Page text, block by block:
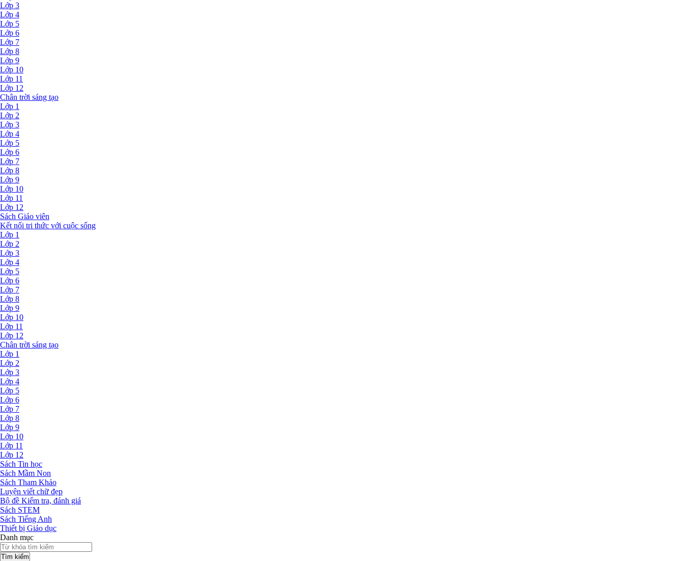
Lớp 3
Lớp 4
Lớp 5
Lớp 6
Lớp 7
Lớp 8
Lớp 9
Lớp 10
Lớp 11
Lớp 12
Chân trời sáng tạo
Lớp 1
Lớp 2
Lớp 3
Lớp 4
Lớp 5
Lớp 6
Lớp 7
Lớp 8
Lớp 9
Lớp 10
Lớp 11
Lớp 12
Sách Giáo viên
Kết nối tri thức với cuộc sống
Lớp 1
Lớp 2
Lớp 3
Lớp 4
Lớp 5
Lớp 6
Lớp 7
Lớp 8
Lớp 9
Lớp 10
Lớp 11
Lớp 12
Chân trời sáng tạo
Lớp 1
Lớp 2
Lớp 3
Lớp 4
Lớp 5
Lớp 6
Lớp 7
Lớp 8
Lớp 9
Lớp 10
Lớp 11
Lớp 12
Sách Tin học
Sách Mầm Non
Sách Tham Khảo
Luyện viết chữ đẹp
Bộ đề Kiểm tra, đánh giá
Sách STEM
Sách Tiếng Anh
Thiết bị Giáo dục
Danh mục
Tìm kiếm